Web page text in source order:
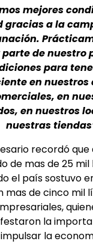
mejores
gracias a la
de nuestro
para
en nuestros
en
en nuestros
nuestras
recordó que
de mas de 25
el país sostuvo
mas de cinco mil
la
impulsar la